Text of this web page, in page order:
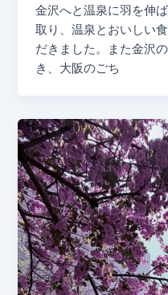
金沢へと温泉に羽を伸
取り、温泉とおいしい
だきました。また金沢
き、大阪のごち